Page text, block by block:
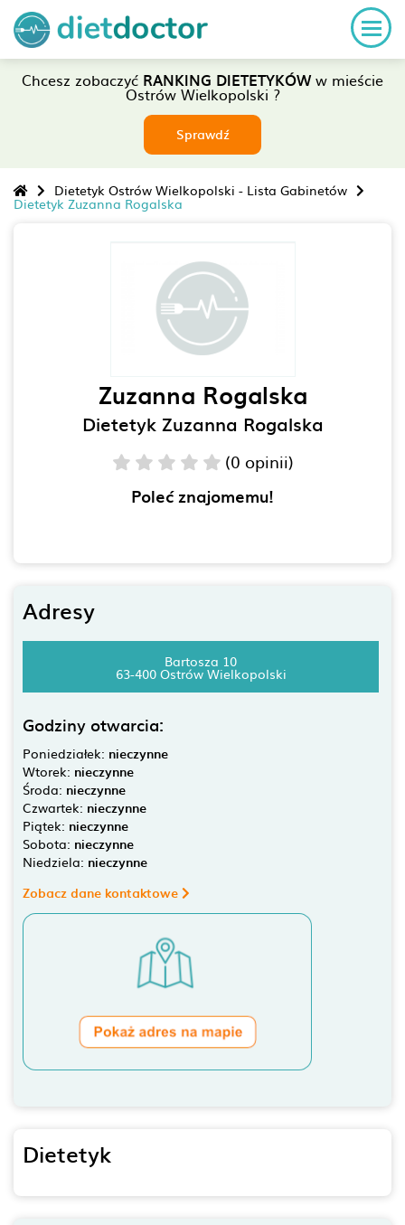
Chcesz zobaczyć RANKING DIETETYKÓWw mieście
Ostrów Wielkopolski ?
Sprawdź
Dietetyk Ostrów Wielkopolski - Lista Gabinetów
Dietetyk Zuzanna Rogalska
Zuzanna Rogalska
Dietetyk Zuzanna Rogalska
(0 opinii)
Poleć znajomemu!
Adresy
Bartosza 10
63-400 Ostrów Wielkopolski
Godziny otwarcia:
Poniedziałek: nieczynne
Wtorek: nieczynne
Środa: nieczynne
Czwartek: nieczynne
Piątek: nieczynne
Sobota: nieczynne
Niedziela: nieczynne
Zobacz dane kontaktowe
Dietetyk